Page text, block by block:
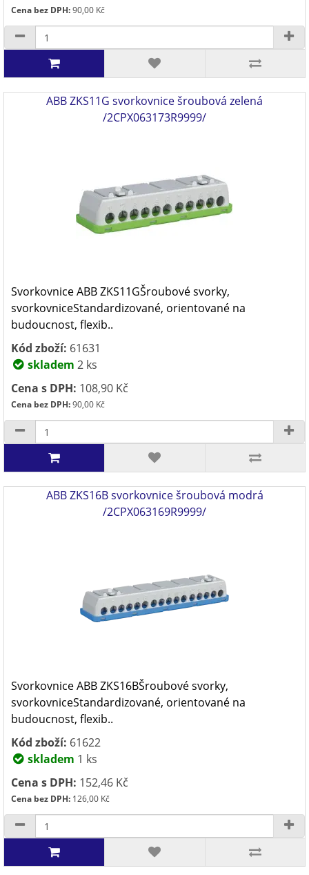
Cena bez DPH:90,00 Kč
ABB ZKS11G svorkovnice šroubová zelená
/2CPX063173R9999/
Svorkovnice ABB ZKS11GŠroubové svorky,
svorkovniceStandardizované, orientované na
budoucnost, flexib..
Kód zboží: 61631
skladem 2 ks
Cena s DPH: 108,90 Kč
Cena bez DPH:90,00 Kč
ABB ZKS16B svorkovnice šroubová modrá
/2CPX063169R9999/
Svorkovnice ABB ZKS16BŠroubové svorky,
svorkovniceStandardizované, orientované na
budoucnost, flexib..
Kód zboží: 61622
skladem 1 ks
Cena s DPH: 152,46 Kč
Cena bez DPH: 126,00 Kč